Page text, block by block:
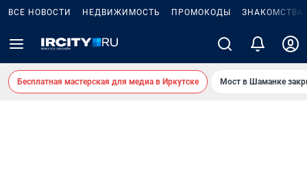
ВСЕ НОВОСТИ НЕДВИЖИМОСТЬ ПРОМОКОДЫ ЗНАКОМСТВА
Бесплатная мастерская для медиа в Иркутске Мост в Шаманке